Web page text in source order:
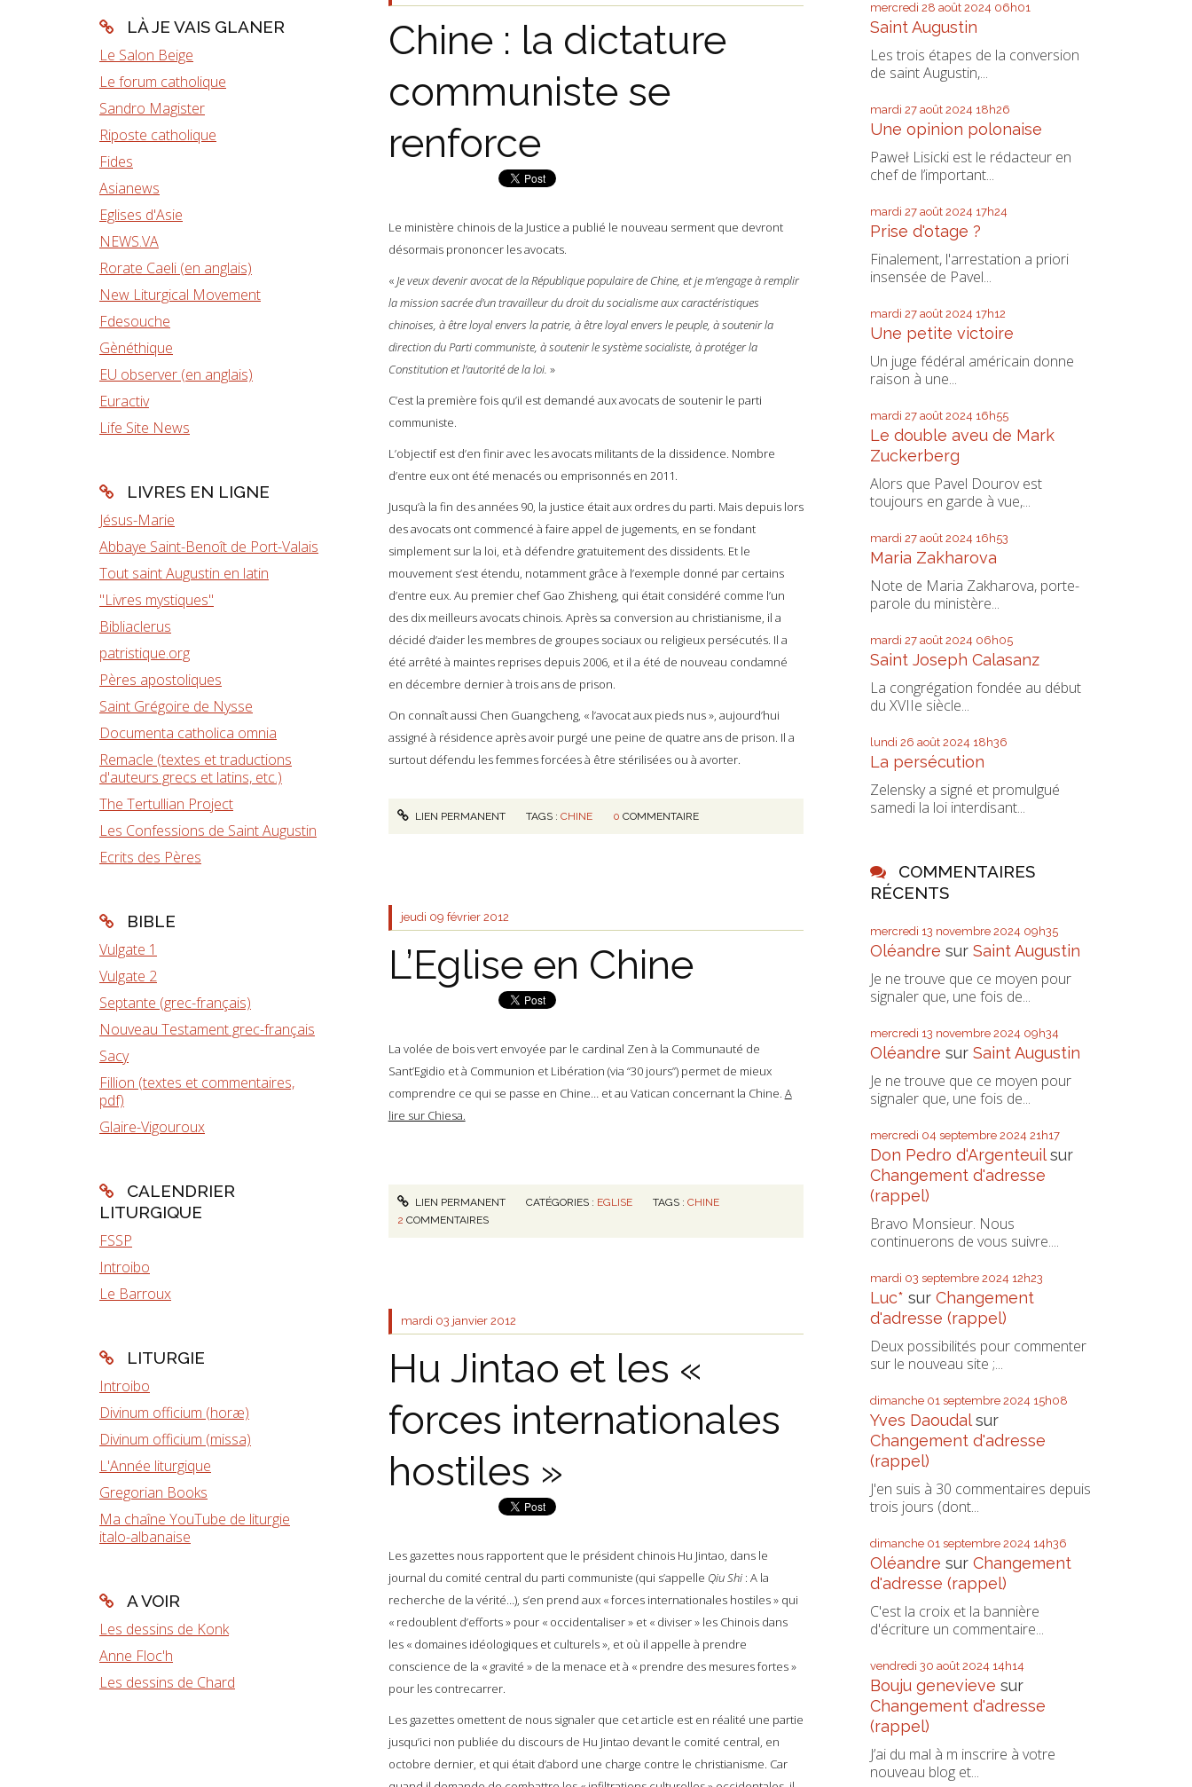
LÀ JE VAIS GLANER
Le Salon Beige
Le forum catholique
Sandro Magister
Riposte catholique
Fides
Asianews
Eglises d'Asie
NEWS.VA
Rorate Caeli (en anglais)
New Liturgical Movement
Fdesouche
Gènéthique
EU observer (en anglais)
Euractiv
Life Site News
LIVRES EN LIGNE
Jésus-Marie
Abbaye Saint-Benoît de Port-Valais
Tout saint Augustin en latin
"Livres mystiques"
Bibliaclerus
patristique.org
Pères apostoliques
Saint Grégoire de Nysse
Documenta catholica omnia
Remacle (textes et traductions
d'auteurs grecs et latins, etc.)
The Tertullian Project
Les Confessions de Saint Augustin
Ecrits des Pères
BIBLE
Vulgate 1
Vulgate 2
Septante (grec-français)
Nouveau Testament grec-français
Sacy
Fillion (textes et commentaires,
pdf)
Glaire-Vigouroux
CALENDRIER
LITURGIQUE
FSSP
Introibo
Le Barroux
LITURGIE
Introibo
Divinum officium (horæ)
Divinum officium (missa)
L'Année liturgique
Gregorian Books
Ma chaîne YouTube de liturgie
italo-albanaise
A VOIR
Les dessins de Konk
Anne Floc'h
Les dessins de Chard
Chine : la dictature
communiste se
renforce
Le ministère chinois de la Justice a publié le nouveau serment que devront
désormais prononcer les avocats.
« Je veux devenir avocat de la République populaire de Chine, et je m’engage à remplir
la mission sacrée d'un travailleur du droit du socialisme aux caractéristiques
chinoises, à être loyal envers la patrie, à être loyal envers le peuple, à soutenir la
direction du Parti communiste, à soutenir le système socialiste, à protéger la
Constitution et l'autorité de la loi. »
C’est la première fois qu’il est demandé aux avocats de soutenir le parti
communiste.
L’objectif est d’en finir avec les avocats militants de la dissidence. Nombre
d’entre eux ont été menacés ou emprisonnés en 2011.
Jusqu’à la fin des années 90, la justice était aux ordres du parti. Mais depuis lors
des avocats ont commencé à faire appel de jugements, en se fondant
simplement sur la loi, et à défendre gratuitement des dissidents. Et le
mouvement s’est étendu, notamment grâce à l’exemple donné par certains
d’entre eux. Au premier chef Gao Zhisheng, qui était considéré comme l’un
des dix meilleurs avocats chinois. Après sa conversion au christianisme, il a
décidé d’aider les membres de groupes sociaux ou religieux persécutés. Il a
été arrêté à maintes reprises depuis 2006, et il a été de nouveau condamné
en décembre dernier à trois ans de prison.
On connaît aussi Chen Guangcheng, « l’avocat aux pieds nus », aujourd’hui
assigné à résidence après avoir purgé une peine de quatre ans de prison. Il a
surtout défendu les femmes forcées à être stérilisées ou à avorter.
LIEN PERMANENT TAGS :CHINE 0 COMMENTAIRE
jeudi 09 février 2012
L’Eglise en Chine
La volée de bois vert envoyée par le cardinal Zen à la Communauté de
Sant’Egidio et à Communion et Libération (via “30 jours”) permet de mieux
comprendre ce qui se passe en Chine… et au Vatican concernant la Chine. A
lire sur Chiesa.
LIEN PERMANENT CATÉGORIES : EGLISE TAGS :CHINE
2 COMMENTAIRES
mardi 03 janvier 2012
Hu Jintao et les «
forces internationales
hostiles »
Les gazettes nous rapportent que le président chinois Hu Jintao, dans le
journal du comité central du parti communiste (qui s’appelle Qiu Shi: A la
recherche de la vérité…), s’en prend aux « forces internationales hostiles » qui
« redoublent d’efforts » pour « occidentaliser » et « diviser » les Chinois dans
les « domaines idéologiques et culturels », et où il appelle à prendre
conscience de la « gravité » de la menace et à « prendre des mesures fortes »
pour les contrecarrer.
Les gazettes omettent de nous signaler que cet article est en réalité une partie
jusqu’ici non publiée du discours de Hu Jintao devant le comité central, en
octobre dernier, et qui était d’abord une charge contre le christianisme. Car
mercredi 28 août 2024 06h01
Saint Augustin
Les trois étapes de la conversion
de saint Augustin,...
mardi 27 août 2024 18h26
Une opinion polonaise
Paweł Lisicki est le rédacteur en
chef de l’important...
mardi 27 août 2024 17h24
Prise d'otage ?
Finalement, l'arrestation a priori
insensée de Pavel...
mardi 27 août 2024 17h12
Une petite victoire
Un juge fédéral américain donne
raison à une...
mardi 27 août 2024 16h55
Le double aveu de Mark
Zuckerberg
Alors que Pavel Dourov est
toujours en garde à vue,...
mardi 27 août 2024 16h53
Maria Zakharova
Note de Maria Zakharova, porte-
parole du ministère...
mardi 27 août 2024 06h05
Saint Joseph Calasanz
La congrégation fondée au début
du XVIIe siècle...
lundi 26 août 2024 18h36
La persécution
Zelensky a signé et promulgué
samedi la loi interdisant...
COMMENTAIRES
RÉCENTS
mercredi 13 novembre 2024 09h35
Oléandre sur Saint Augustin
Je ne trouve que ce moyen pour
signaler que, une fois de...
mercredi 13 novembre 2024 09h34
Oléandre sur Saint Augustin
Je ne trouve que ce moyen pour
signaler que, une fois de...
mercredi 04 septembre 2024 21h17
Don Pedro d‘Argenteuilsur
Changement d'adresse
(rappel)
Bravo Monsieur. Nous
continuerons de vous suivre....
mardi 03 septembre 2024 12h23
Luc* sur Changement
d'adresse (rappel)
Deux possibilités pour commenter
sur le nouveau site ;...
dimanche 01 septembre 2024 15h08
Yves Daoudalsur
Changement d'adresse
(rappel)
J'en suis à 30 commentaires depuis
trois jours (dont...
dimanche 01 septembre 2024 14h36
Oléandre sur Changement
d'adresse (rappel)
C'est la croix et la bannière
d'écriture un commentaire...
vendredi 30 août 2024 14h14
Bouju genevieve sur
Changement d'adresse
(rappel)
J’ai du mal à m inscrire à votre
nouveau blog et...